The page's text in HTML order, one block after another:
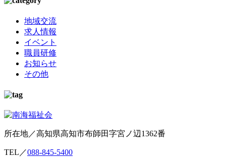
地域交流
求人情報
イベント
職員研修
お知らせ
その他
所在地／高知県高知市布師田字宮ノ辺1362番
TEL／088-845-5400